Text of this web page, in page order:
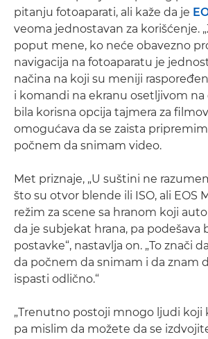
pitanju fotoaparati, ali kaže da je
veoma jednostavan za korišćenje.
poput mene, ko neće obavezno
navigacija na fotoaparatu je
načina na koji su meniji
i komandi na ekranu osetljivom na
bila korisna opcija tajmera za
omogućava da se zaista
počnem da snimam video.
Met priznaje, „U suštini ne
što su otvor blende ili ISO, ali EOS
režim za scene sa hranom koji
da je subjekat hrana, pa podešava
postavke“, nastavlja on. „To znači
da počnem da snimam i da znam
ispasti odlično.“
„Trenutno postoji mnogo ljudi koji
pa mislim da možete da se